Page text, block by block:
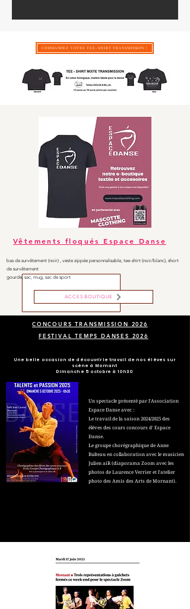
COMMANDEZ VOTRE TEE-SHIRT TRANSMISSION !
Vêtements floqués Espace Danse
bas de survêtement (noir) , veste zippée personnalisable, tee-shirt (noir/blanc), short
de survêtement
gourde, sac, mug, sac de sport
ACCES BOUTIQUE
CONCOURS TRANSMISSION 2026
FESTIVAL TEMPS DANSES 2026
Une belle occasion de découvrir le travail de nos élèves sur
scène à Mornant
Dimanche 5 octobre à 10h30
Un spectacle présenté par l'Association
Espace Danse avec :
Le travail de la saison 2024/2025 des
élèves des cours concours d' Espace
Danse.
Le groupe chorégraphique de Anne
Bulteau en collaboration avec le musicien
Julien aiR (diaporama Zoom avec les
photos de Laurence Verrier et l'atelier
photo des Amis des Arts de Mornant).